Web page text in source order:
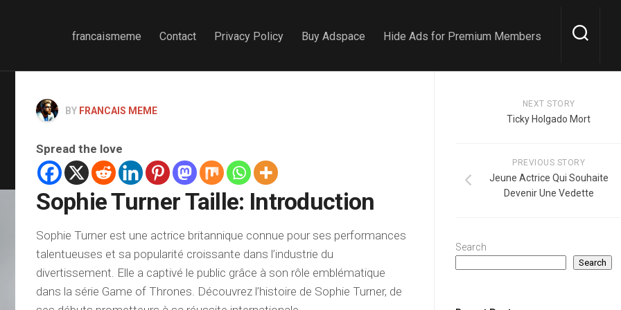
francaismeme Contact Privacy Policy Buy Adspace Hide Ads for Premium Members
BY FRANCAIS MEME
Spread the love
Sophie Turner Taille: Introduction
Sophie Turner est une actrice britannique connue pour ses performances
talentueuses et sa popularité croissante dans l’industrie du
divertissement. Elle a captivé le public grâce à son rôle emblématique
dans la série Game of Thrones. Découvrez l’histoire de Sophie Turner, de
NEXT STORY
Ticky Holgado Mort
PREVIOUS STORY
Jeune Actrice Qui Souhaite
Devenir Une Vedette
Search
Search